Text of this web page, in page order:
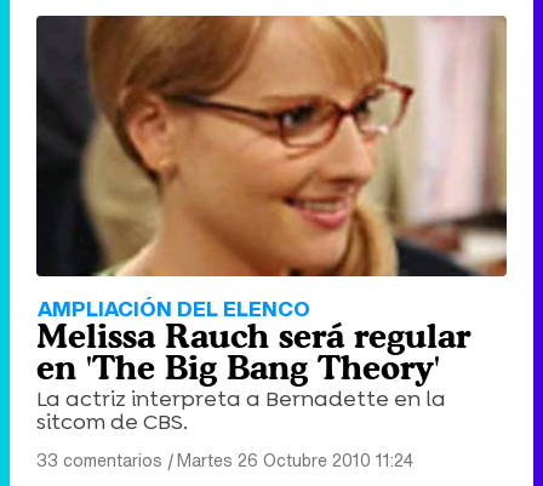
AMPLIACIÓN DEL ELENCO
Melissa Rauch será regular
en 'The Big Bang Theory'
La actriz interpreta a Bernadette en la
sitcom de CBS.
33 comentarios |Martes 26 Octubre 2010 11:24